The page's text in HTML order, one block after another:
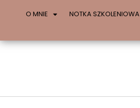
O MNIE NOTKA SZKOLENIOWA